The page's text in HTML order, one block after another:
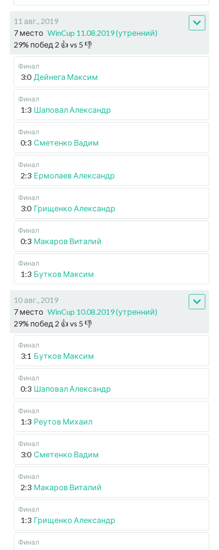
11 авг., 2019
7 место WinCup 11.08.2019 (утренний)
29% побед 2 👍 vs 5 👎
Финал
3:0 Дейнега Максим
Финал
1:3 Шаповал Александр
Финал
0:3 Сметенко Вадим
Финал
2:3 Ермолаев Александр
Финал
3:0 Грищенко Александр
Финал
0:3 Макаров Виталий
Финал
1:3 Бутков Максим
10 авг., 2019
7 место WinCup 10.08.2019 (утренний)
29% побед 2 👍 vs 5 👎
Финал
3:1 Бутков Максим
Финал
0:3 Шаповал Александр
Финал
1:3 Реутов Михаил
Финал
3:0 Сметенко Вадим
Финал
2:3 Макаров Виталий
Финал
1:3 Грищенко Александр
Финал